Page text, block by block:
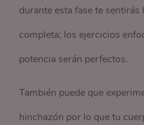
durante esta fase te sentirás
completa; los ejercicios
potencia serán perfectos.
También puede que
hinchazón por lo que tu